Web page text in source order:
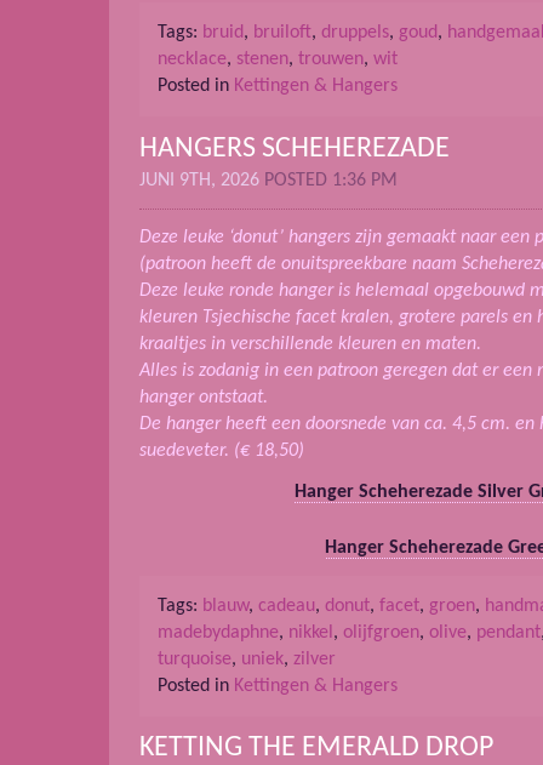
Tags: bruid, bruiloft, druppels, goud,
necklace, stenen, trouwen, wit
Posted in Kettingen & Hangers
HANGERS SCHEHEREZADE
JUNI 9TH, 2026 POSTED 1:36 PM
Deze leuke ‘donut’ hangers zijn gemaakt naar een
(patroon heeft de onuitspreekbare naam
Deze leuke ronde hanger is helemaal opgebouwd
kleuren Tsjechische facet kralen, grotere parels en
kraaltjes in verschillende kleuren en maten.
Alles is zodanig in een patroon geregen dat er een
hanger ontstaat.
De hanger heeft een doorsnede van ca. 4,5 cm. en
suedeveter. (€ 18,50)
Hanger Scheherezade Silver
Hanger Scheherezade
Tags: blauw, cadeau, donut, facet, groen,
madebydaphne, nikkel , olijfgroen, olive, pendant
turquoise, uniek, zilver
Posted in Kettingen & Hangers
KETTING THE EMERALD DROP